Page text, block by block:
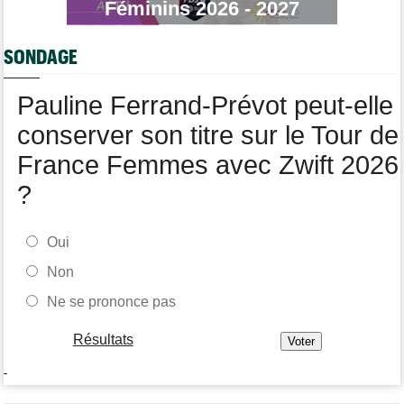
Bart Lemmen : "J'attendais cette 1ère victoire depuis
longtemps"
Tour de France Femmes
Féminins 2026 - 2027
SONDAGE
Pauline Ferrand-Prévot peut-elle
conserver son titre sur le Tour de
France Femmes avec Zwift 2026
?
Oui
Non
Ne se prononce pas
Résultats
-